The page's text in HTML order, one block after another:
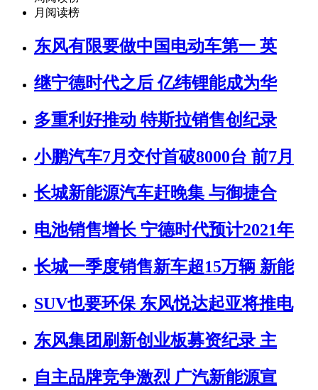
月阅读榜
东风有限要做中国电动车第一 英
继宁德时代之后 亿纬锂能成为华
多重利好推动 特斯拉销售创纪录
小鹏汽车7月交付首破8000台 前7月
长城新能源汽车赶晚集 与御捷合
电池销售增长 宁德时代预计2021年
长城一季度销售新车超15万辆 新能
SUV也要环保 东风悦达起亚将推电
东风集团刷新创业板募资纪录 主
自主品牌竞争激烈 广汽新能源宣